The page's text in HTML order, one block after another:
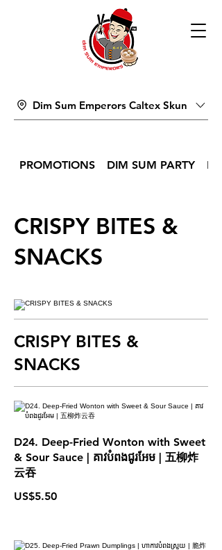
Dim Sum Emperors Caltex Skun
PROMOTIONS DIM SUM PARTY
CRISPY BITES &
SNACKS
CRISPY BITES &
SNACKS
D24. Deep-Fried Wonton with Sweet
& Sour Sauce | គាវបំពងជូរអែម | 五柳炸
云吞
US$5.50